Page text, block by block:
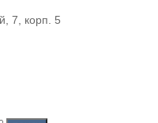
7, корп. 5